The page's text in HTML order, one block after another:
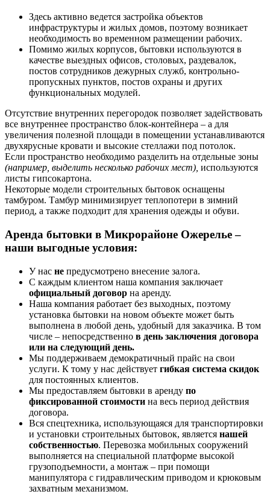
Здесь активно ведется застройка объектов
инфраструктуры и жилых домов, поэтому возникает
необходимость во временном размещении рабочих.
Помимо жилых корпусов, бытовки используются в
качестве выездных офисов, столовых, раздевалок,
постов сотрудников дежурных служб, контрольно-
пропускных пунктов, постов охраны и других
функциональных модулей.
Отсутствие внутренних перегородок позволяет задействовать
все внутреннее пространство блок-контейнера – а для
увеличения полезной площади в помещении устанавливаются
двухярусные кровати и высокие стеллажи под потолок.
Если пространство необходимо разделить на отдельные зоны
(например, выделить несколько рабочих мест), используются
листы гипсокартона.
Некоторые модели строительных бытовок оснащены
тамбуром. Тамбур минимизирует теплопотери в зимний
период, а также подходит для хранения одежды и обуви.
Аренда бытовки в Микрорайоне Ожерелье –
наши выгодные условия:
У нас не предусмотрено внесение залога.
С каждым клиентом наша компания заключает
официальный договор на аренду.
Наша компания работает без выходных, поэтому
установка бытовки на новом объекте может быть
выполнена в любой день, удобный для заказчика. В том
числе – непосредственно в день заключения договора
или на следующий день.
Мы поддерживаем демократичный прайс на свои
услуги. К тому у нас действует гибкая система скидок
для постоянных клиентов.
Мы предоставляем бытовки в аренду по
фиксированной стоимости на весь период действия
договора.
Вся спецтехника, использующаяся для транспортировки
и установки строительных бытовок, является нашей
собственностью. Перевозка мобильных сооружений
выполняется на специальной платформе высокой
грузоподъемности, а монтаж – при помощи
манипулятора с гидравлическим приводом и крюковым
захватным механизмом.